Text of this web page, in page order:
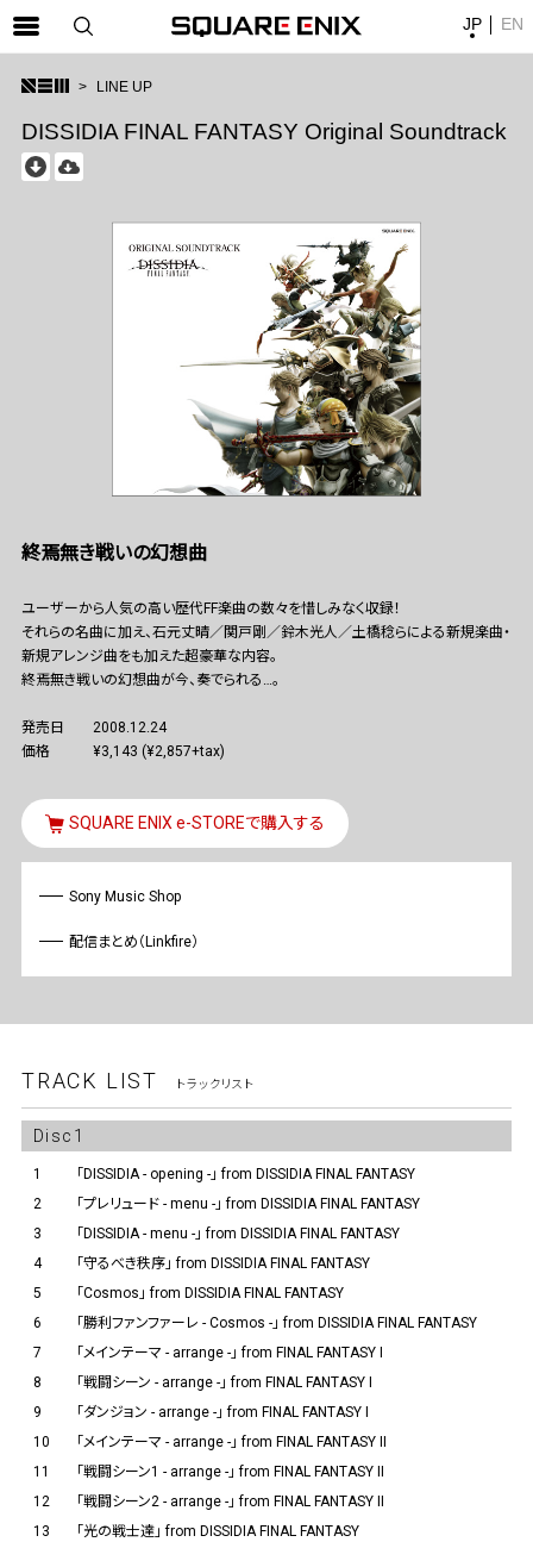
SQUARE ENIX 公式サイトメニュー
ゲーム
マガジン＆ブックス
採用情報
JP EN
LINE UP
DISSIDIA FINAL FANTASY Original Soundtrack
終焉無き戦いの幻想曲
ユーザーから人気の高い歴代FF楽曲の数々を惜しみなく収録！
それらの名曲に加え、石元丈晴／関戸剛／鈴木光人／土橋稔らによる新規楽曲・
新規アレンジ曲をも加えた超豪華な内容。
終焉無き戦いの幻想曲が今、奏でられる…。
発売日
2008.12.24
価格
¥3,143 (¥2,857+tax)
SQUARE ENIX e-STOREで購入する
Sony Music Shop
配信まとめ（Linkfire）
TRACK LIST トラックリスト
Disc1
1
「DISSIDIA - opening -」 from DISSIDIA FINAL FANTASY
2
「プレリュード - menu -」 from DISSIDIA FINAL FANTASY
3
「DISSIDIA - menu -」 from DISSIDIA FINAL FANTASY
4
「守るべき秩序」 from DISSIDIA FINAL FANTASY
5
「Cosmos」 from DISSIDIA FINAL FANTASY
6
「勝利ファンファーレ - Cosmos -」 from DISSIDIA FINAL FANTASY
7
「メインテーマ - arrange -」 from FINAL FANTASY I
8
「戦闘シーン - arrange -」 from FINAL FANTASY I
9
「ダンジョン - arrange -」 from FINAL FANTASY I
10
「メインテーマ - arrange -」 from FINAL FANTASY II
11
「戦闘シーン1 - arrange -」 from FINAL FANTASY II
12
「戦闘シーン2 - arrange -」 from FINAL FANTASY II
13
「光の戦士達」 from DISSIDIA FINAL FANTASY